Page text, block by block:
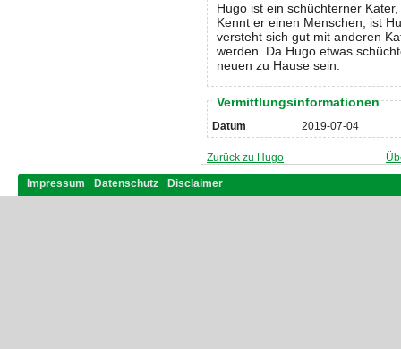
Hugo ist ein schüchterner
Kennt er einen Menschen, ist
versteht sich gut mit anderen
werden. Da Hugo etwas
neuen zu Hause sein.
Vermittlungsinformationen
Datum 2019-07-04
Zurück zu Hugo
Impressum Datenschutz Disclaimer